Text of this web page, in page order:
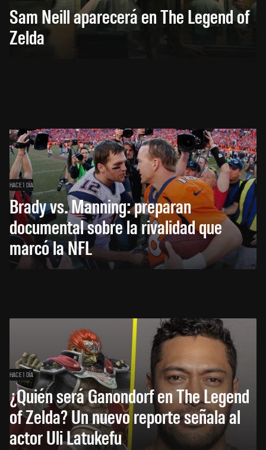
Sam Neill aparecerá en The Legend of
Zelda
HACE 1 DÍA
Brady vs. Manning: preparan
documental sobre la rivalidad que
marcó la NFL
HACE 1 DÍA
¿Quién será Ganondorf en The Legend
of Zelda? Un nuevo reporte señala al
actor Uli Latukefu